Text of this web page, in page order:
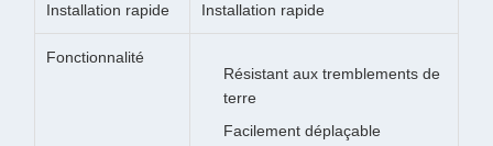
Installation rapide Installation rapide
Fonctionnalité
Résistant aux tremblements de
terre
Facilement déplaçable